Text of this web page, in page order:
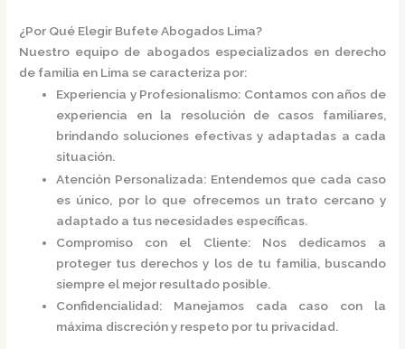
¿Por Qué Elegir Bufete Abogados Lima?
Nuestro equipo de abogados especializados en derecho
de familia en Lima se caracteriza por:
Experiencia y Profesionalismo: Contamos con años de
experiencia en la resolución de casos familiares,
brindando soluciones efectivas y adaptadas a cada
situación.
Atención Personalizada: Entendemos que cada caso
es único, por lo que ofrecemos un trato cercano y
adaptado a tus necesidades específicas.
Compromiso con el Cliente: Nos dedicamos a
proteger tus derechos y los de tu familia, buscando
siempre el mejor resultado posible.
Confidencialidad: Manejamos cada caso con la
máxima discreción y respeto por tu privacidad.